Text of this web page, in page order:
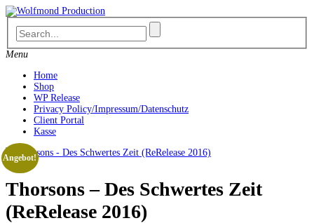
Skip
to
content
Menu
Home
Shop
WP Release
Privacy Policy/Impressum/Datenschutz
Client Portal
Kasse
Angebot!
Thorsons – Des Schwertes Zeit
(ReRelease 2016)